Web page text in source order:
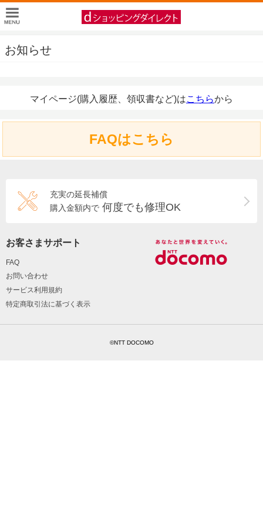
お知らせ
マイページ(購入履歴、領収書など)はこちらから
FAQはこちら
充実の延長補償
購入金額内で 何度でも修理OK
お客さまサポート
FAQ
お問い合わせ
サービス利用規約
特定商取引法に基づく表示
©NTT DOCOMO